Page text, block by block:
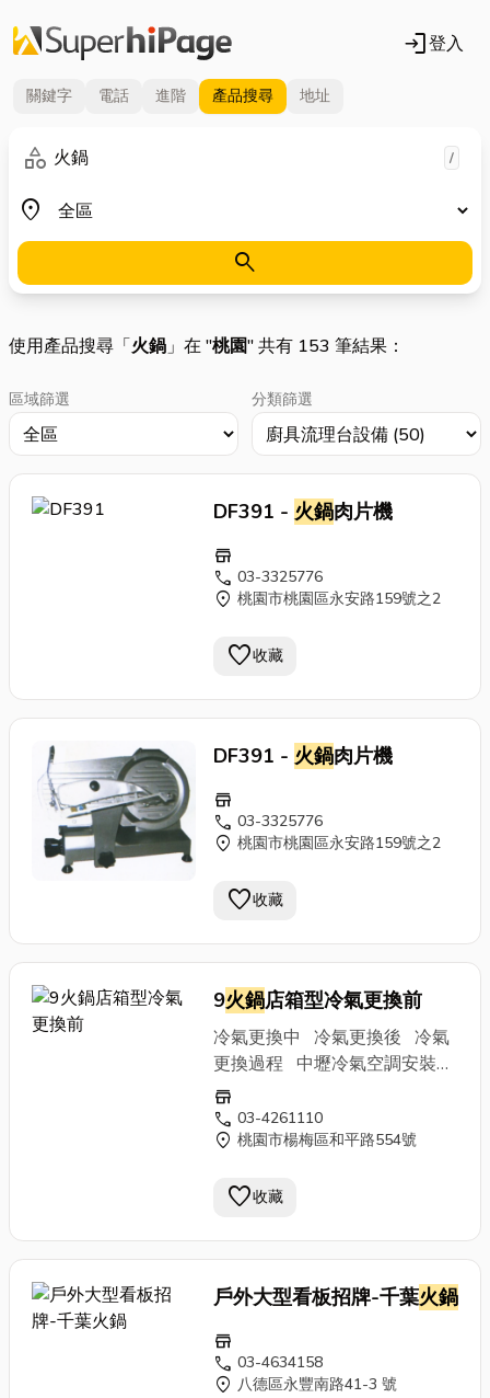
login登入
關鍵字 電話 進階 產品搜尋 地址
category
關鍵字 /
place
地區
search
使用產品搜尋「火鍋」在 "桃園" 共有 153 筆結果：
區域篩選 分類篩選
DF391 - 火鍋肉片機
store
call 03-3325776
location_on 桃園市桃園區永安路159號之2
favorite收藏
DF391 - 火鍋肉片機
store
call 03-3325776
location_on 桃園市桃園區永安路159號之2
favorite收藏
9火鍋店箱型冷氣更換前
冷氣更換中 冷氣更換後 冷氣
更換過程 中壢冷氣空調安裝買
賣/桃園冷氣維修保養箱型冷氣
維修/分離式冷氣更換/水冷式冰
水機更換新舊二手中古冷氣買賣
卻水塔/白鐵水塔/製冰機/冷凍冷
楊梅/龍潭/八德/台北/新北
store
call 03-4261110
location_on 桃園市楊梅區和平路554號
favorite收藏
戶外大型看板招牌-千葉火鍋
store
call 03-4634158
location_on 八德區永豐南路41-3 號